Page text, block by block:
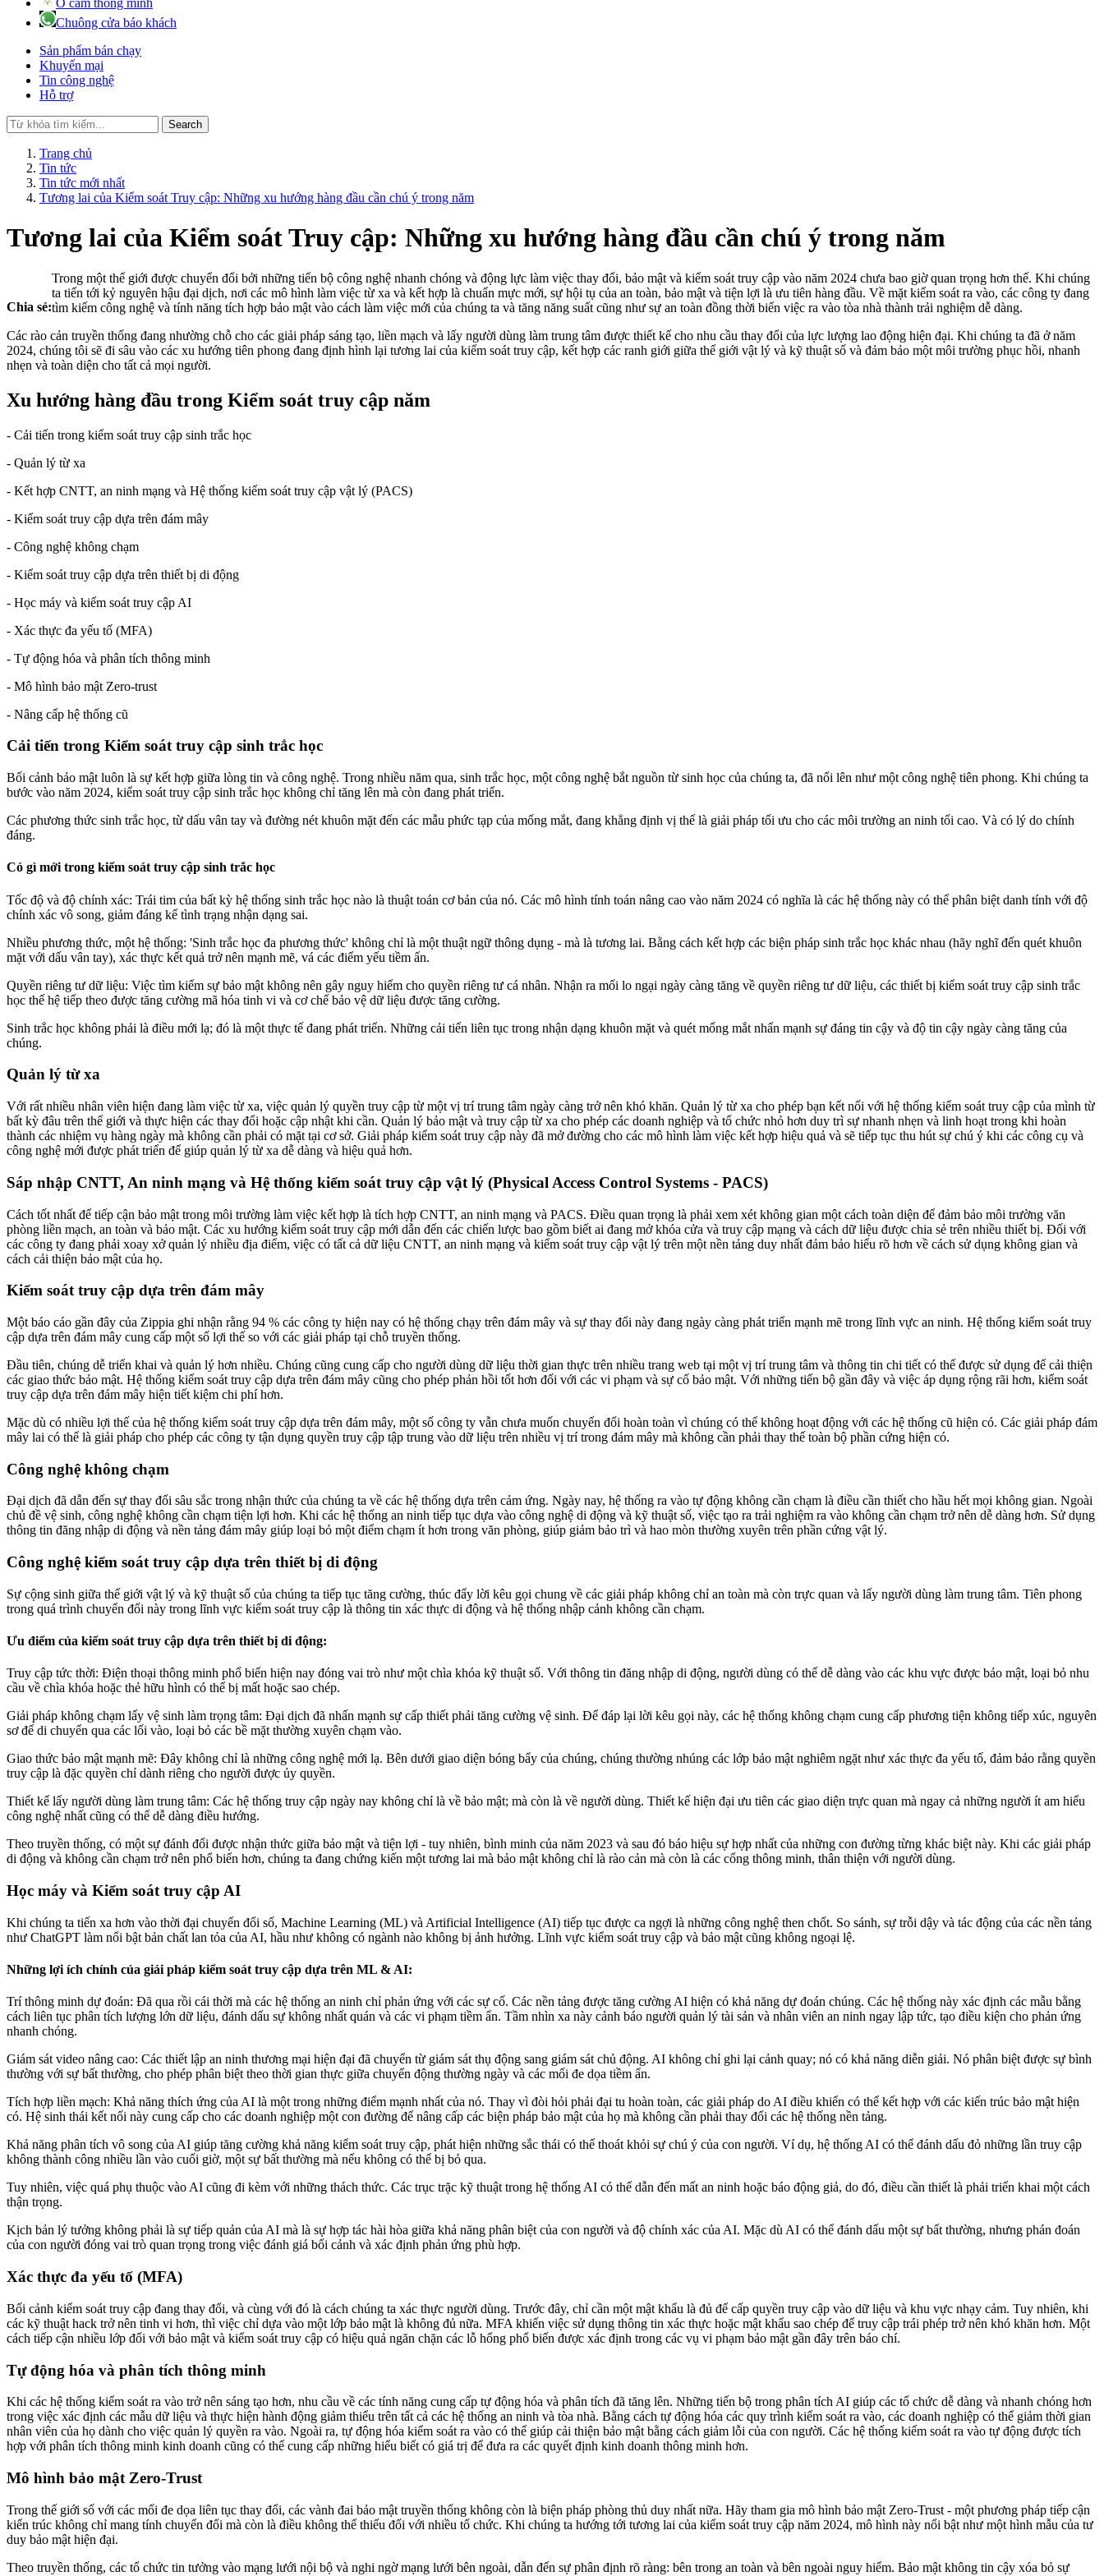
Ổ cắm thông minh
Chuông cửa báo khách
Sản phẩm bán chạy
Khuyến mại
Tin công nghệ
Hỗ trợ
Search
Trang chủ
Tin tức
Tin tức mới nhất
Tương lai của Kiểm soát Truy cập: Những xu hướng hàng đầu cần chú ý trong năm
Tương lai của Kiểm soát Truy cập: Những xu hướng hàng đầu cần chú ý trong năm
Chia sẻ:
Trong một thế giới được chuyển đổi bởi những tiến bộ công nghệ nhanh chóng và động lực làm việc thay đổi, bảo mật và kiểm soát truy cập vào năm 2024 chưa bao giờ quan trọng hơn thế. Khi chúng
ta tiến tới kỷ nguyên hậu đại dịch, nơi các mô hình làm việc từ xa và kết hợp là chuẩn mực mới, sự hội tụ của an toàn, bảo mật và tiện lợi là ưu tiên hàng đầu. Về mặt kiểm soát ra vào, các công ty đang
tìm kiếm công nghệ và tính năng tích hợp bảo mật vào cách làm việc mới của chúng ta và tăng năng suất cũng như sự an toàn đồng thời biến việc ra vào tòa nhà thành trải nghiệm dễ dàng.
Các rào cản truyền thống đang nhường chỗ cho các giải pháp sáng tạo, liền mạch và lấy người dùng làm trung tâm được thiết kế cho nhu cầu thay đổi của lực lượng lao động hiện đại. Khi chúng ta đã ở năm
2024, chúng tôi sẽ đi sâu vào các xu hướng tiên phong đang định hình lại tương lai của kiểm soát truy cập, kết hợp các ranh giới giữa thế giới vật lý và kỹ thuật số và đảm bảo một môi trường phục hồi, nhanh
nhẹn và toàn diện cho tất cả mọi người.
Xu hướng hàng đầu trong Kiểm soát truy cập năm
- Cải tiến trong kiểm soát truy cập sinh trắc học
- Quản lý từ xa
- Kết hợp CNTT, an ninh mạng và Hệ thống kiểm soát truy cập vật lý (PACS)
- Kiểm soát truy cập dựa trên đám mây
- Công nghệ không chạm
- Kiểm soát truy cập dựa trên thiết bị di động
- Học máy và kiểm soát truy cập AI
- Xác thực đa yếu tố (MFA)
- Tự động hóa và phân tích thông minh
- Mô hình bảo mật Zero-trust
- Nâng cấp hệ thống cũ
Cải tiến trong Kiểm soát truy cập sinh trắc học
Bối cảnh bảo mật luôn là sự kết hợp giữa lòng tin và công nghệ. Trong nhiều năm qua, sinh trắc học, một công nghệ bắt nguồn từ sinh học của chúng ta, đã nổi lên như một công nghệ tiên phong. Khi chúng ta
bước vào năm 2024, kiểm soát truy cập sinh trắc học không chỉ tăng lên mà còn đang phát triển.
Các phương thức sinh trắc học, từ dấu vân tay và đường nét khuôn mặt đến các mẫu phức tạp của mống mắt, đang khẳng định vị thế là giải pháp tối ưu cho các môi trường an ninh tối cao. Và có lý do chính
đáng.
Có gì mới trong kiểm soát truy cập sinh trắc học
Tốc độ và độ chính xác: Trái tim của bất kỳ hệ thống sinh trắc học nào là thuật toán cơ bản của nó. Các mô hình tính toán nâng cao vào năm 2024 có nghĩa là các hệ thống này có thể phân biệt danh tính với độ
chính xác vô song, giảm đáng kể tình trạng nhận dạng sai.
Nhiều phương thức, một hệ thống: 'Sinh trắc học đa phương thức' không chỉ là một thuật ngữ thông dụng - mà là tương lai. Bằng cách kết hợp các biện pháp sinh trắc học khác nhau (hãy nghĩ đến quét khuôn
mặt với dấu vân tay), xác thực kết quả trở nên mạnh mẽ, vá các điểm yếu tiềm ẩn.
Quyền riêng tư dữ liệu: Việc tìm kiếm sự bảo mật không nên gây nguy hiểm cho quyền riêng tư cá nhân. Nhận ra mối lo ngại ngày càng tăng về quyền riêng tư dữ liệu, các thiết bị kiểm soát truy cập sinh trắc
học thế hệ tiếp theo được tăng cường mã hóa tinh vi và cơ chế bảo vệ dữ liệu được tăng cường.
Sinh trắc học không phải là điều mới lạ; đó là một thực tế đang phát triển. Những cải tiến liên tục trong nhận dạng khuôn mặt và quét mống mắt nhấn mạnh sự đáng tin cậy và độ tin cậy ngày càng tăng của
chúng.
Quản lý từ xa
Với rất nhiều nhân viên hiện đang làm việc từ xa, việc quản lý quyền truy cập từ một vị trí trung tâm ngày càng trở nên khó khăn. Quản lý từ xa cho phép bạn kết nối với hệ thống kiểm soát truy cập của mình từ
bất kỳ đâu trên thế giới và thực hiện các thay đổi hoặc cập nhật khi cần. Quản lý bảo mật và truy cập từ xa cho phép các doanh nghiệp và tổ chức nhỏ hơn duy trì sự nhanh nhẹn và linh hoạt trong khi hoàn
thành các nhiệm vụ hàng ngày mà không cần phải có mặt tại cơ sở. Giải pháp kiểm soát truy cập này đã mở đường cho các mô hình làm việc kết hợp hiệu quả và sẽ tiếp tục thu hút sự chú ý khi các công cụ và
công nghệ mới được phát triển để giúp quản lý từ xa dễ dàng và hiệu quả hơn.
Sáp nhập CNTT, An ninh mạng và Hệ thống kiểm soát truy cập vật lý (Physical Access Control Systems - PACS)
Cách tốt nhất để tiếp cận bảo mật trong môi trường làm việc kết hợp là tích hợp CNTT, an ninh mạng và PACS. Điều quan trọng là phải xem xét không gian một cách toàn diện để đảm bảo môi trường văn
phòng liền mạch, an toàn và bảo mật. Các xu hướng kiểm soát truy cập mới dẫn đến các chiến lược bao gồm biết ai đang mở khóa cửa và truy cập mạng và cách dữ liệu được chia sẻ trên nhiều thiết bị. Đối với
các công ty đang phải xoay xở quản lý nhiều địa điểm, việc có tất cả dữ liệu CNTT, an ninh mạng và kiểm soát truy cập vật lý trên một nền tảng duy nhất đảm bảo hiểu rõ hơn về cách sử dụng không gian và
cách cải thiện bảo mật của họ.
Kiểm soát truy cập dựa trên đám mây
Một báo cáo gần đây của Zippia ghi nhận rằng 94 % các công ty hiện nay có hệ thống chạy trên đám mây và sự thay đổi này đang ngày càng phát triển mạnh mẽ trong lĩnh vực an ninh. Hệ thống kiểm soát truy
cập dựa trên đám mây cung cấp một số lợi thế so với các giải pháp tại chỗ truyền thống.
Đầu tiên, chúng dễ triển khai và quản lý hơn nhiều. Chúng cũng cung cấp cho người dùng dữ liệu thời gian thực trên nhiều trang web tại một vị trí trung tâm và thông tin chi tiết có thể được sử dụng để cải thiện
các giao thức bảo mật. Hệ thống kiểm soát truy cập dựa trên đám mây cũng cho phép phản hồi tốt hơn đối với các vi phạm và sự cố bảo mật. Với những tiến bộ gần đây và việc áp dụng rộng rãi hơn, kiểm soát
truy cập dựa trên đám mây hiện tiết kiệm chi phí hơn.
Mặc dù có nhiều lợi thế của hệ thống kiểm soát truy cập dựa trên đám mây, một số công ty vẫn chưa muốn chuyển đổi hoàn toàn vì chúng có thể không hoạt động với các hệ thống cũ hiện có. Các giải pháp đám
mây lai có thể là giải pháp cho phép các công ty tận dụng quyền truy cập tập trung vào dữ liệu trên nhiều vị trí trong đám mây mà không cần phải thay thế toàn bộ phần cứng hiện có.
Công nghệ không chạm
Đại dịch đã dẫn đến sự thay đổi sâu sắc trong nhận thức của chúng ta về các hệ thống dựa trên cảm ứng. Ngày nay, hệ thống ra vào tự động không cần chạm là điều cần thiết cho hầu hết mọi không gian. Ngoài
chủ đề vệ sinh, công nghệ không cần chạm tiện lợi hơn. Khi các hệ thống an ninh tiếp tục dựa vào công nghệ di động và kỹ thuật số, việc tạo ra trải nghiệm ra vào không cần chạm trở nên dễ dàng hơn. Sử dụng
thông tin đăng nhập di động và nền tảng đám mây giúp loại bỏ một điểm chạm ít hơn trong văn phòng, giúp giảm bảo trì và hao mòn thường xuyên trên phần cứng vật lý.
Công nghệ kiểm soát truy cập dựa trên thiết bị di động
Sự cộng sinh giữa thế giới vật lý và kỹ thuật số của chúng ta tiếp tục tăng cường, thúc đẩy lời kêu gọi chung về các giải pháp không chỉ an toàn mà còn trực quan và lấy người dùng làm trung tâm. Tiên phong
trong quá trình chuyển đổi này trong lĩnh vực kiểm soát truy cập là thông tin xác thực di động và hệ thống nhập cảnh không cần chạm.
Ưu điểm của kiểm soát truy cập dựa trên thiết bị di động:
Truy cập tức thời: Điện thoại thông minh phổ biến hiện nay đóng vai trò như một chìa khóa kỹ thuật số. Với thông tin đăng nhập di động, người dùng có thể dễ dàng vào các khu vực được bảo mật, loại bỏ nhu
cầu về chìa khóa hoặc thẻ hữu hình có thể bị mất hoặc sao chép.
Giải pháp không chạm lấy vệ sinh làm trọng tâm: Đại dịch đã nhấn mạnh sự cấp thiết phải tăng cường vệ sinh. Để đáp lại lời kêu gọi này, các hệ thống không chạm cung cấp phương tiện không tiếp xúc, nguyên
sơ để di chuyển qua các lối vào, loại bỏ các bề mặt thường xuyên chạm vào.
Giao thức bảo mật mạnh mẽ: Đây không chỉ là những công nghệ mới lạ. Bên dưới giao diện bóng bẩy của chúng, chúng thường nhúng các lớp bảo mật nghiêm ngặt như xác thực đa yếu tố, đảm bảo rằng quyền
truy cập là đặc quyền chỉ dành riêng cho người được ủy quyền.
Thiết kế lấy người dùng làm trung tâm: Các hệ thống truy cập ngày nay không chỉ là về bảo mật; mà còn là về người dùng. Thiết kế hiện đại ưu tiên các giao diện trực quan mà ngay cả những người ít am hiểu
công nghệ nhất cũng có thể dễ dàng điều hướng.
Theo truyền thống, có một sự đánh đổi được nhận thức giữa bảo mật và tiện lợi - tuy nhiên, bình minh của năm 2023 và sau đó báo hiệu sự hợp nhất của những con đường từng khác biệt này. Khi các giải pháp
di động và không cần chạm trở nên phổ biến hơn, chúng ta đang chứng kiến ​​một tương lai mà bảo mật không chỉ là rào cản mà còn là các cổng thông minh, thân thiện với người dùng.
Học máy và Kiểm soát truy cập AI
Khi chúng ta tiến xa hơn vào thời đại chuyển đổi số, Machine Learning (ML) và Artificial Intelligence (AI) tiếp tục được ca ngợi là những công nghệ then chốt. So sánh, sự trỗi dậy và tác động của các nền tảng
như ChatGPT làm nổi bật bản chất lan tỏa của AI, hầu như không có ngành nào không bị ảnh hưởng. Lĩnh vực kiểm soát truy cập và bảo mật cũng không ngoại lệ.
Những lợi ích chính của giải pháp kiểm soát truy cập dựa trên ML & AI:
Trí thông minh dự đoán: Đã qua rồi cái thời mà các hệ thống an ninh chỉ phản ứng với các sự cố. Các nền tảng được tăng cường AI hiện có khả năng dự đoán chúng. Các hệ thống này xác định các mẫu bằng
cách liên tục phân tích lượng lớn dữ liệu, đánh dấu sự không nhất quán và các vi phạm tiềm ẩn. Tầm nhìn xa này cảnh báo người quản lý tài sản và nhân viên an ninh ngay lập tức, tạo điều kiện cho phản ứng
nhanh chóng.
Giám sát video nâng cao: Các thiết lập an ninh thương mại hiện đại đã chuyển từ giám sát thụ động sang giám sát chủ động. AI không chỉ ghi lại cảnh quay; nó có khả năng diễn giải. Nó phân biệt được sự bình
thường với sự bất thường, cho phép phân biệt theo thời gian thực giữa chuyển động thường ngày và các mối đe dọa tiềm ẩn.
Tích hợp liền mạch: Khả năng thích ứng của AI là một trong những điểm mạnh nhất của nó. Thay vì đòi hỏi phải đại tu hoàn toàn, các giải pháp do AI điều khiển có thể kết hợp với các kiến ​​trúc bảo mật hiện
có. Hệ sinh thái kết nối này cung cấp cho các doanh nghiệp một con đường để nâng cấp các biện pháp bảo mật của họ mà không cần phải thay đổi các hệ thống nền tảng.
Khả năng phân tích vô song của AI giúp tăng cường khả năng kiểm soát truy cập, phát hiện những sắc thái có thể thoát khỏi sự chú ý của con người. Ví dụ, hệ thống AI có thể đánh dấu đỏ những lần truy cập
không thành công nhiều lần vào cuối giờ, một sự bất thường mà nếu không có thể bị bỏ qua.
Tuy nhiên, việc quá phụ thuộc vào AI cũng đi kèm với những thách thức. Các trục trặc kỹ thuật trong hệ thống AI có thể dẫn đến mất an ninh hoặc báo động giả, do đó, điều cần thiết là phải triển khai một cách
thận trọng.
Kịch bản lý tưởng không phải là sự tiếp quản của AI mà là sự hợp tác hài hòa giữa khả năng phân biệt của con người và độ chính xác của AI. Mặc dù AI có thể đánh dấu một sự bất thường, nhưng phán đoán
của con người đóng vai trò quan trọng trong việc đánh giá bối cảnh và xác định phản ứng phù hợp.
Xác thực đa yếu tố (MFA)
Bối cảnh kiểm soát truy cập đang thay đổi, và cùng với đó là cách chúng ta xác thực người dùng. Trước đây, chỉ cần một mật khẩu là đủ để cấp quyền truy cập vào dữ liệu và khu vực nhạy cảm. Tuy nhiên, khi
các kỹ thuật hack trở nên tinh vi hơn, thì việc chỉ dựa vào một lớp bảo mật là không đủ nữa. MFA khiến việc sử dụng thông tin xác thực hoặc mật khẩu sao chép để truy cập trái phép trở nên khó khăn hơn. Một
cách tiếp cận nhiều lớp đối với bảo mật và kiểm soát truy cập có hiệu quả ngăn chặn các lỗ hổng phổ biến được xác định trong các vụ vi phạm bảo mật gần đây trên báo chí.
Tự động hóa và phân tích thông minh
Khi các hệ thống kiểm soát ra vào trở nên sáng tạo hơn, nhu cầu về các tính năng cung cấp tự động hóa và phân tích đã tăng lên. Những tiến bộ trong phân tích AI giúp các tổ chức dễ dàng và nhanh chóng hơn
trong việc xác định các mẫu dữ liệu và thực hiện hành động giảm thiểu trên tất cả các hệ thống an ninh và tòa nhà. Bằng cách tự động hóa các quy trình kiểm soát ra vào, các doanh nghiệp có thể giảm thời gian
nhân viên của họ dành cho việc quản lý quyền ra vào. Ngoài ra, tự động hóa kiểm soát ra vào có thể giúp cải thiện bảo mật bằng cách giảm lỗi của con người. Các hệ thống kiểm soát ra vào tự động được tích
hợp với phân tích thông minh kinh doanh cũng có thể cung cấp những hiểu biết có giá trị để đưa ra các quyết định kinh doanh thông minh hơn.
Mô hình bảo mật Zero-Trust
Trong thế giới số với các mối đe dọa liên tục thay đổi, các vành đai bảo mật truyền thống không còn là biện pháp phòng thủ duy nhất nữa. Hãy tham gia mô hình bảo mật Zero-Trust - một phương pháp tiếp cận
kiến ​​trúc không chỉ mang tính chuyển đổi mà còn là điều không thể thiếu đối với nhiều tổ chức. Khi chúng ta hướng tới tương lai của kiểm soát truy cập năm 2024, mô hình này nổi bật như một hình mẫu của tư
duy bảo mật hiện đại.
Theo truyền thống, các tổ chức tin tưởng vào mạng lưới nội bộ và nghi ngờ mạng lưới bên ngoài, dẫn đến sự phân định rõ ràng: bên trong an toàn và bên ngoài nguy hiểm. Bảo mật không tin cậy xóa bỏ sự